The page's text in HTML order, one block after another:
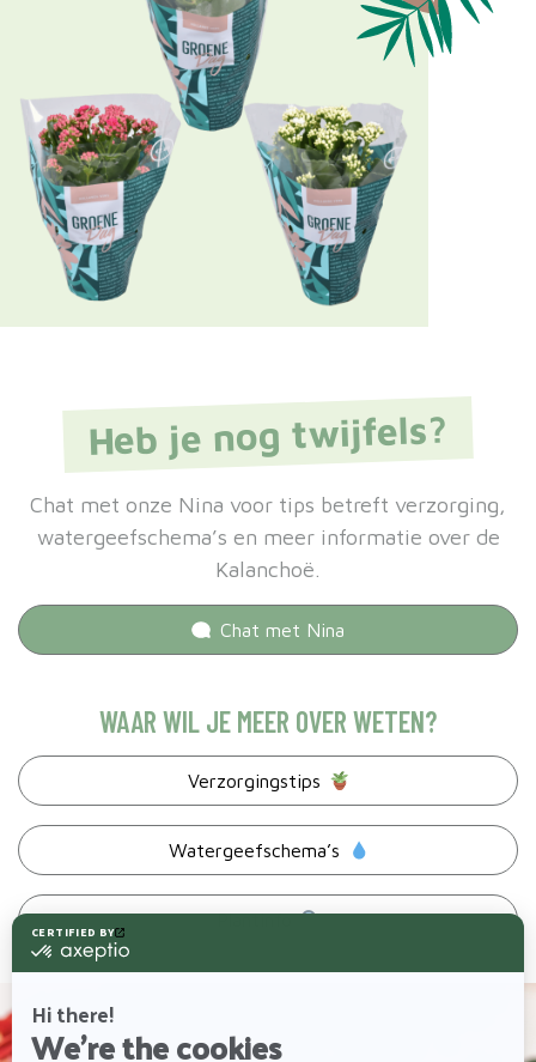
Heb je nog twijfels?
Chat met onze Nina voor tips betreft verzorging,
watergeefschema’s en meer informatie over de
Kalanchoë.
Chat met Nina
WAAR WIL JE MEER OVER WETEN?
Verzorgingstips
Watergeefschema’s
Plantinfo